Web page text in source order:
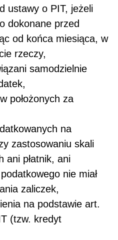
ustawy o PIT, jeżeli
dokonane przed
od końca miesiąca, w
rzeczy,
samodzielnie
położonych za
na
zastosowaniu skali
ani płatnik, ani
nie miał
zaliczek,
na podstawie art.
(tzw. kredyt